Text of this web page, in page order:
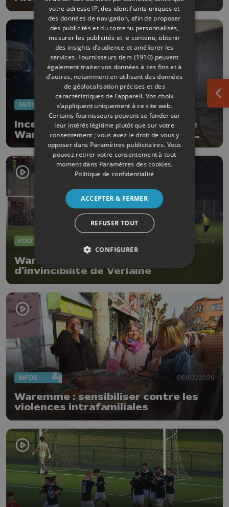
FAITS DIVERS 18/03/2026
Incendie à l’église Saint-Pierre de
Waremme : le bâtiment sauvé de
justesse
FOOTBALL 08/03/2026
Waremme met fin à la série
d'invincibilité de Verlaine
INFOS 06/03/2026
Waremme : sensibiliser contre les
violences intrafamiliales
votre adresse IP, des identifiants uniques et
des données de navigation, afin de proposer
des publicités et du contenu personnalisés,
mesurer les publicités et le contenu, obtenir
des insights d’audience et améliorer les
services. Fournisseurs tiers (1910) peuvent
également traiter vos données à ces fins et à
d’autres, notamment en utilisant des données
de géolocalisation précises et des
caractéristiques de l’appareil. Vos choix
s’appliquent uniquement à ce site web.
Certains fournisseurs peuvent se fonder sur
leur intérêt légitime plutôt que sur votre
consentement ; vous avez le droit de vous y
opposer dans Paramètres publicitaires. Vous
pouvez retirer votre consentement à tout
moment dans Paramètres des cookies.
Politique de confidentialité
ACCEPTER & FERMER
REFUSER TOUT
CONFIGURER